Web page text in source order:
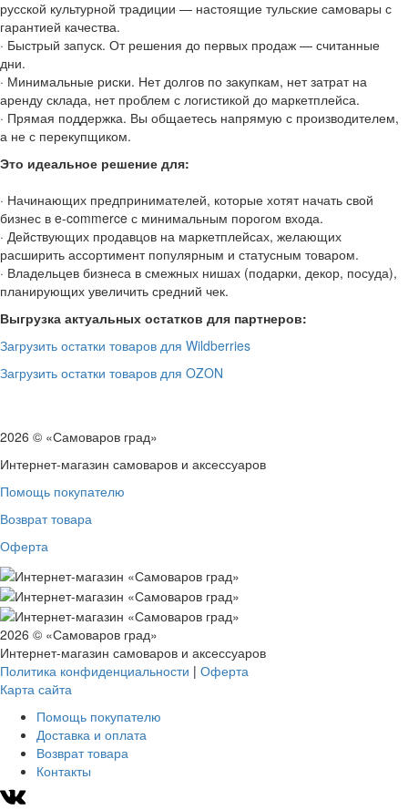
русской культурной традиции — настоящие тульские самовары с
гарантией качества.
· Быстрый запуск. От решения до первых продаж — считанные
дни.
· Минимальные риски. Нет долгов по закупкам, нет затрат на
аренду склада, нет проблем с логистикой до маркетплейса.
· Прямая поддержка. Вы общаетесь напрямую с производителем,
а не с перекупщиком.
Это идеальное решение для:
· Начинающих предпринимателей, которые хотят начать свой
бизнес в e-commerce с минимальным порогом входа.
· Действующих продавцов на маркетплейсах, желающих
расширить ассортимент популярным и статусным товаром.
· Владельцев бизнеса в смежных нишах (подарки, декор, посуда),
планирующих увеличить средний чек.
Выгрузка актуальных остатков для партнеров:
Загрузить остатки товаров для Wildberries
Загрузить остатки товаров для OZON
2026 © «Самоваров град»
Интернет-магазин самоваров и аксессуаров
Помощь покупателю
Возврат товара
Оферта
2026 © «Самоваров град»
Интернет-магазин самоваров и аксессуаров
Политика конфиденциальности | Оферта
Карта сайта
Помощь покупателю
Доставка и оплата
Возврат товара
Контакты